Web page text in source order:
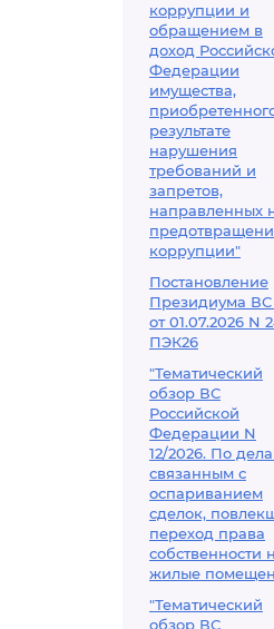
коррупции и
обращением в
доход
Федерации
имущества,
результате
нарушения
требований и
запретов,
направленных
коррупции"
Постановление
Президиума
от 01.07.2026 N
ПЭК26
"Тематический
обзор ВС
Российской
Федерации N
12/2026. По
связанным с
оспариванием
сделок,
переход права
собственности
жилые
"Тематический
обзор ВС